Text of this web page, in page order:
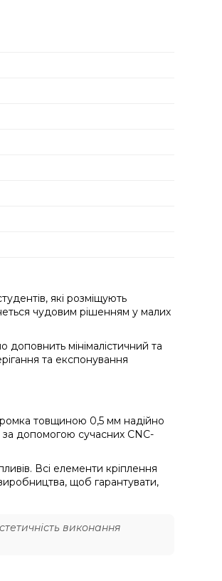
які розміщують
чудовим рішенням у малих
доповнить мінімалістичний та
та експонування
товщиною 0,5 мм надійно
допомогою сучасних CNC-
Всі елементи кріплення
щоб гарантувати,
виконання